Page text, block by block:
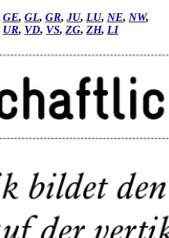
GE, GL, GR, JU, LU, NE, NW,
UR, VD, VS, ZG, ZH, LI